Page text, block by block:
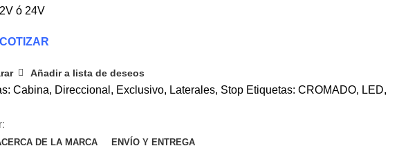
ó 24V
COTIZAR
Añadir a lista de deseos
Cabina, Direccional , Exclusivo, Laterales, Stop Etiquetas: CROMADO, LED,
DE LA MARCA ENVÍO Y ENTREGA